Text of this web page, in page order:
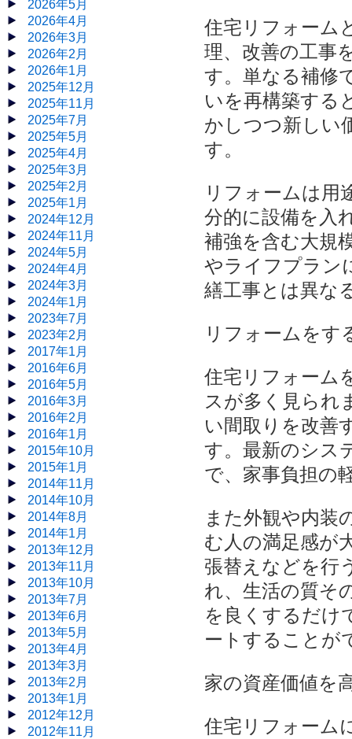
2026年5月
2026年4月
2026年3月
2026年2月
2026年1月
2025年12月
2025年11月
2025年7月
2025年5月
2025年4月
2025年3月
2025年2月
2025年1月
2024年12月
2024年11月
2024年5月
2024年4月
2024年3月
2024年1月
2023年7月
2023年2月
2017年1月
2016年6月
2016年5月
2016年3月
2016年2月
2016年1月
2015年10月
2015年1月
2014年11月
2014年10月
2014年8月
2014年1月
2013年12月
2013年11月
2013年10月
2013年7月
2013年6月
2013年5月
2013年4月
2013年3月
2013年2月
2013年1月
2012年12月
2012年11月
住宅リフォーム
理、改善の工事
す。単なる補修
いを再構築する
かしつつ新しい
す。
リフォームは用
分的に設備を入
補強を含む大規
やライフプラン
繕工事とは異な
リフォームをす
住宅リフォーム
スが多く見られ
い間取りを改善
す。最新のシス
で、家事負担の
また外観や内装
む人の満足感が
張替えなどを行
れ、生活の質そ
を良くするだけ
ートすることが
家の資産価値を
住宅リフォーム